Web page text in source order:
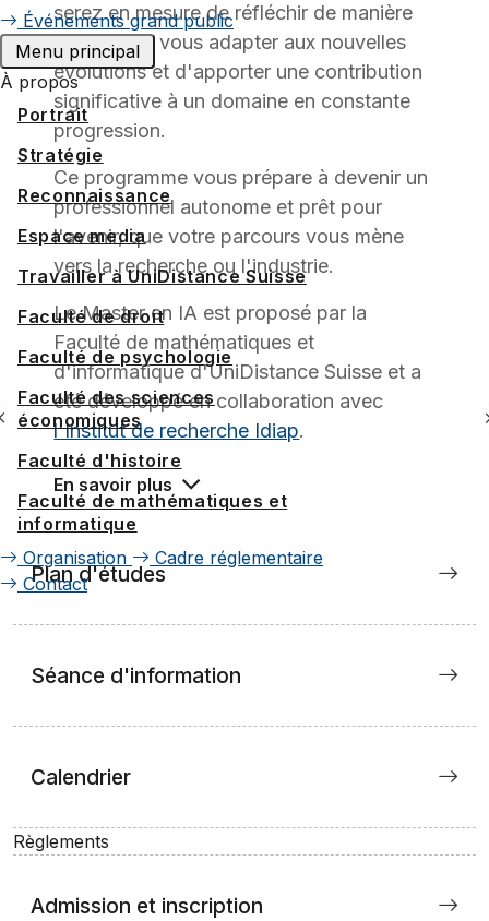
Événements grand public
Menu principal
À propos
Portrait
Stratégie
Reconnaissance
Espace media
Travailler à UniDistance Suisse
Faculté de droit
Faculté de psychologie
Faculté des sciences
économiques
Faculté d'histoire
Faculté de mathématiques et
informatique
Organisation
Cadre réglementaire
Contact
serez en mesure de réfléchir de manière
critique, de vous adapter aux nouvelles
évolutions et d'apporter une contribution
significative à un domaine en constante
progression.
Ce programme vous prépare à devenir un
professionnel autonome et prêt pour
l'avenir, que votre parcours vous mène
vers la recherche ou l'industrie.
Le Master en IA est proposé par la
Faculté de mathématiques et
d'informatique d'UniDistance Suisse et a
été développé en collaboration avec
l'Institut de recherche Idiap.
En savoir plus
Plan d'études
Séance d'information
Calendrier
Règlements
Admission et inscription